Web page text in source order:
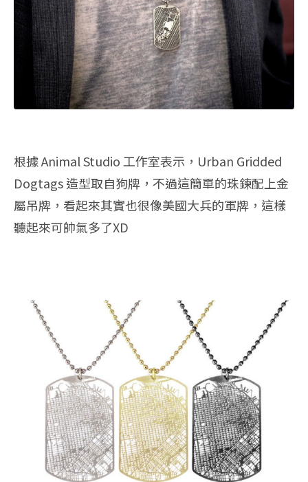
根據 Animal Studio 工作室表示，Urban Gridded
Dogtags 造型取自狗牌，不過這簡單的珠鍊配上金
屬吊牌，看起來其實也很像美國大兵的軍牌，這樣
聽起來可帥氣多了XD